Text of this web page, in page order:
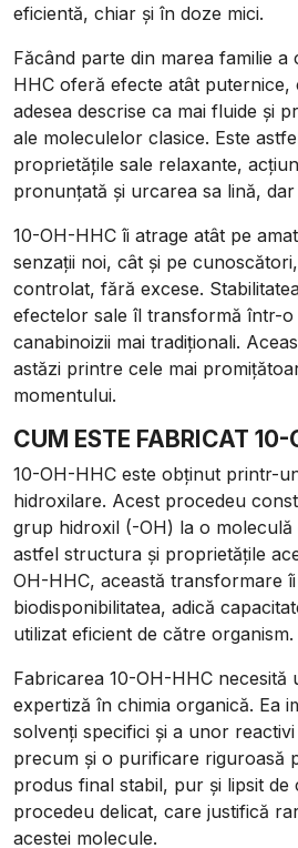
eficientă, chiar și în doze mici.
Făcând parte din marea familie a
HHC oferă efecte atât puternice,
adesea descrise ca mai fluide și
ale moleculelor clasice. Este
proprietățile sale relaxante,
pronunțată și urcarea sa lină, dar
10-OH-HHC îi atrage atât pe
senzații noi, cât și pe
controlat, fără excese.
efectelor sale îl transformă într-o
canabinoizii mai tradiționali.
astăzi printre cele mai
momentului.
CUM ESTE FABRICAT
10-OH-HHC este obținut printr-
hidroxilare. Acest procedeu
grup hidroxil (-OH) la o moleculă
astfel structura și proprietățile
OH-HHC, această transformare
biodisponibilitatea, adică
utilizat eficient de către organism.
Fabricarea 10-OH-HHC necesită
expertiză în chimia organică. Ea
solvenți specifici și a unor
precum și o purificare riguroasă
produs final stabil, pur și lipsit de
procedeu delicat, care justifică
acestei molecule.